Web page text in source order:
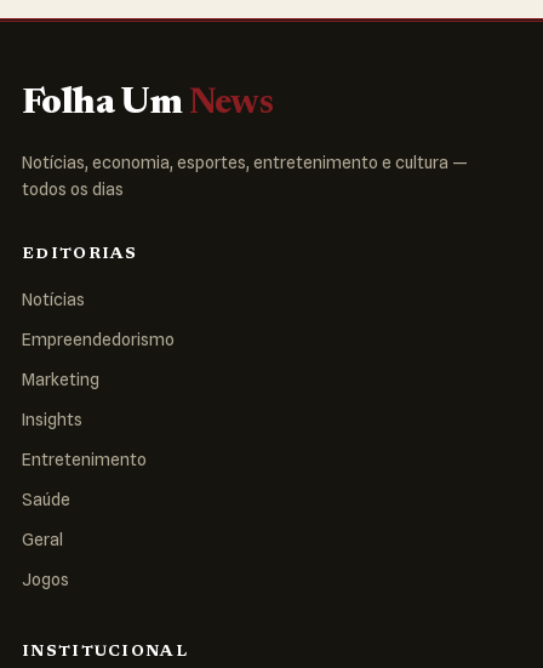
Folha Um News
Notícias, economia, esportes, entretenimento e cultura —
todos os dias
EDITORIAS
Notícias
Empreendedorismo
Marketing
Insights
Entretenimento
Saúde
Geral
Jogos
INSTITUCIONAL